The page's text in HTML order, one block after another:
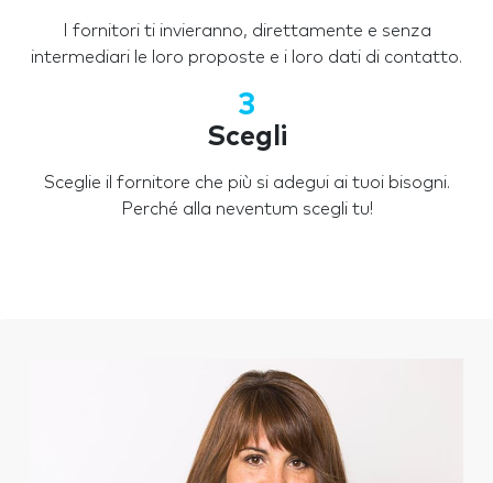
I fornitori ti invieranno, direttamente e senza
intermediari le loro proposte e i loro dati di contatto.
3
Scegli
Sceglie il fornitore che più si adegui ai tuoi bisogni.
Perché alla neventum scegli tu!